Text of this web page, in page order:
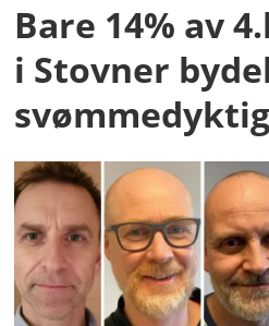
Bare 14% av
i Stovner